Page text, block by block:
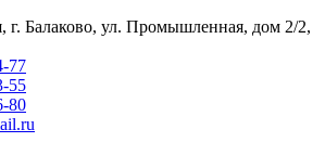
г. Балаково, ул. Промышленная, дом 2/2,
77
55
80